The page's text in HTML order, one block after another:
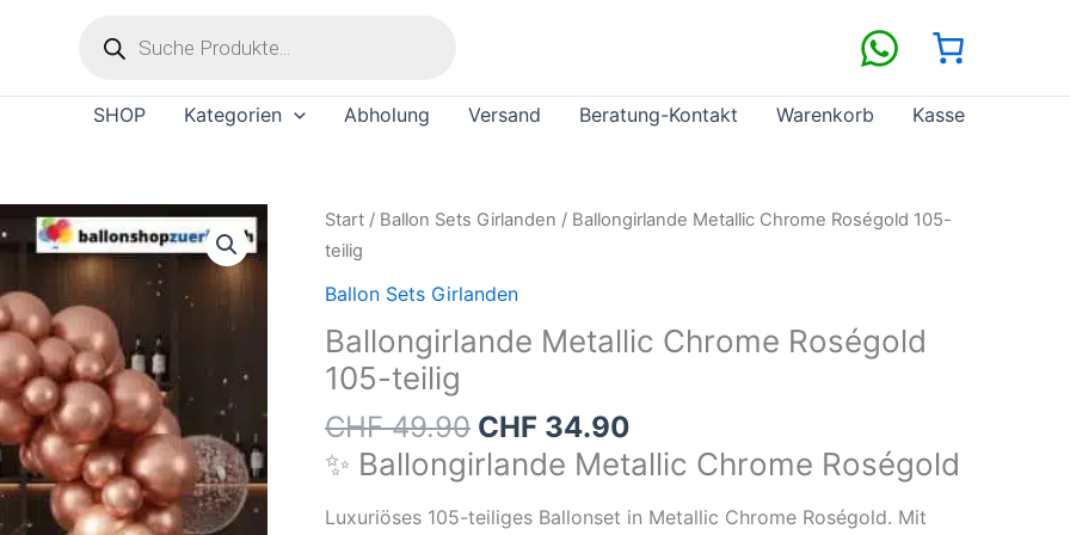
SHOP Kategorien Abholung Versand Beratung-Kontakt Warenkorb Kasse
Start / Ballon Sets Girlanden / Ballongirlande Metallic Chrome Roségold 105-
teilig
Ballon Sets Girlanden
Ballongirlande Metallic Chrome Roségold
105-teilig
CHF49.90 CHF 34.90
✨ Ballongirlande Metallic Chrome Roségold
Luxuriöses 105-teiliges Ballonset in Metallic Chrome Roségold. Mit
Ballongirlande
Metallic
Chrome
105-
teilig